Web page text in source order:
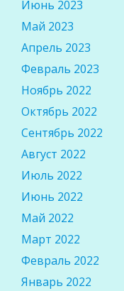
Июнь 2023
Май 2023
Апрель 2023
Февраль 2023
Ноябрь 2022
Октябрь 2022
Сентябрь 2022
Август 2022
Июль 2022
Июнь 2022
Май 2022
Март 2022
Февраль 2022
Январь 2022